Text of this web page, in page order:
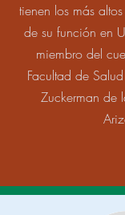
tienen los más
de su función en
miembro del
Facultad de
Zuckerman de